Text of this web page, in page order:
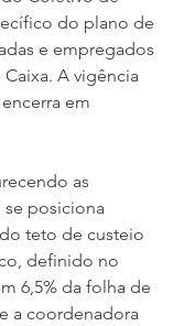
do plano de
e empregados
A vigência
em
as
se posiciona
teto de custeio
definido no
6,5% da folha de
a coordenadora